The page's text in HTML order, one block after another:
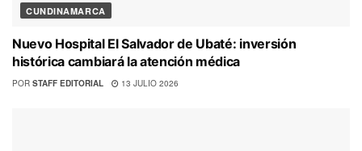
CUNDINAMARCA
Nuevo Hospital El Salvador de Ubaté: inversión
histórica cambiará la atención médica
POR STAFF EDITORIAL 13 JULIO 2026